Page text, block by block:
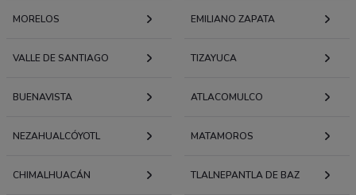
MORELOS EMILIANO ZAPATA
VALLE DE SANTIAGO TIZAYUCA
BUENAVISTA ATLACOMULCO
NEZAHUALCÓYOTL MATAMOROS
CHIMALHUACÁN TLALNEPANTLA DE BAZ